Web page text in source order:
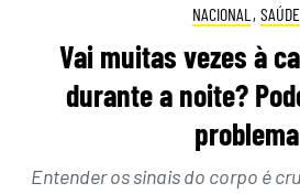
NACIONAL , SAÚDE
Vai muitas vezes à
durante a noite?
problema
Entender os sinais do corpo é